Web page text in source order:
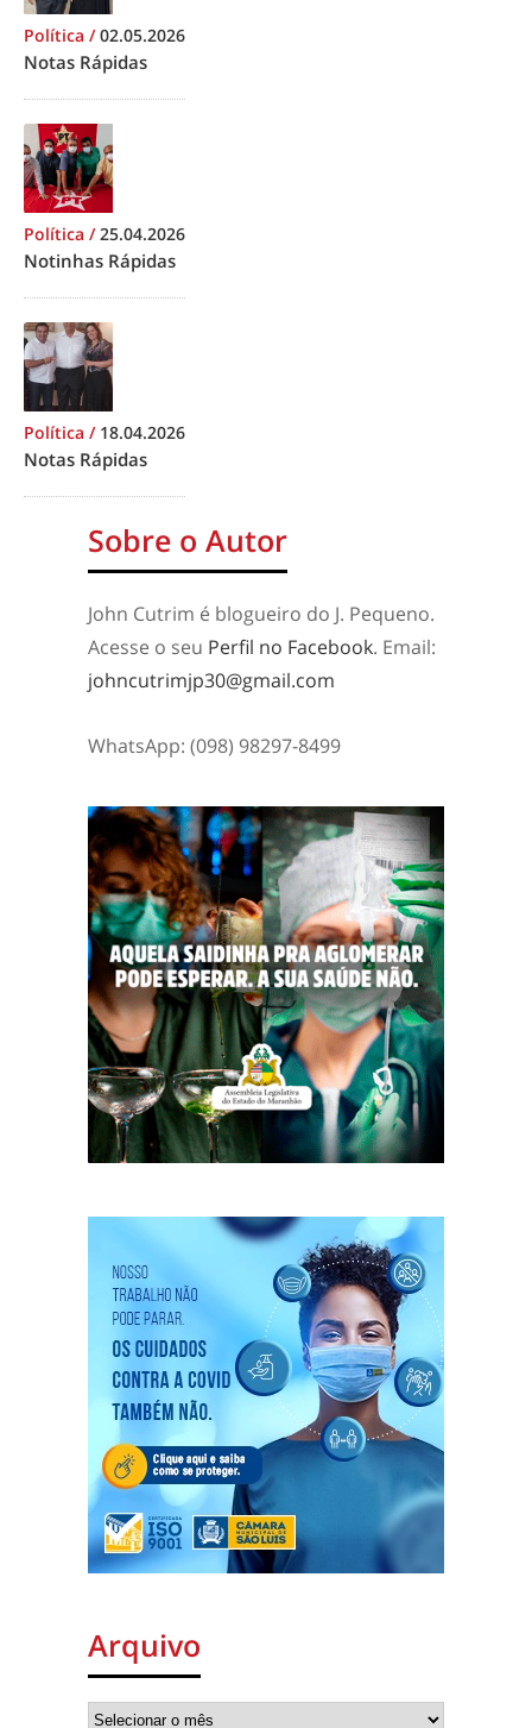
Política /02.05.2026
Notas Rápidas
Política /25.04.2026
Notinhas Rápidas
Política / 18.04.2026
Notas Rápidas
Sobre o Autor
John Cutrim é blogueiro do J. Pequeno.
Acesse o seu Perfil no Facebook. Email:
johncutrimjp30@gmail.com
WhatsApp: (098) 98297-8499
Arquivo